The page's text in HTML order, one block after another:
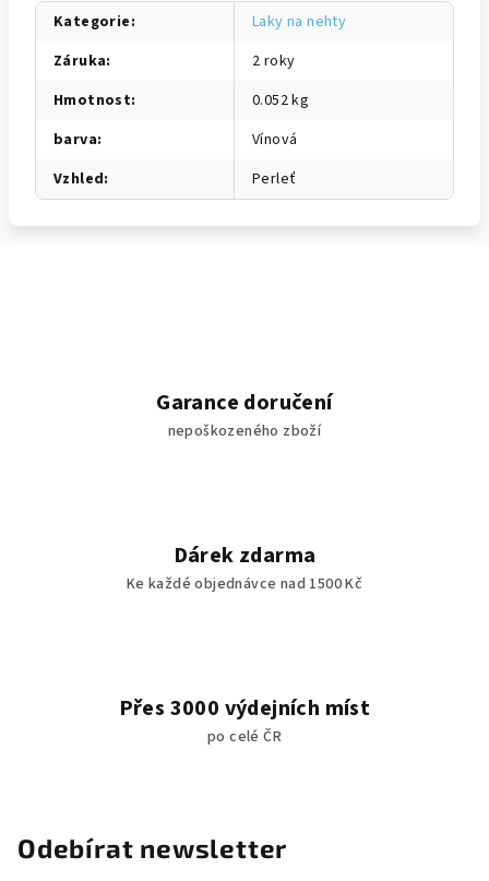
Kategorie:
Laky na nehty
Záruka:
2 roky
Hmotnost:
0.052 kg
barva:
Vínová
Vzhled: Perleť
Garance doručení
nepoškozeného zboží
Dárek zdarma
Ke každé objednávce nad 1500 Kč
Přes 3000 výdejních míst
po celé ČR
Odebírat newsletter